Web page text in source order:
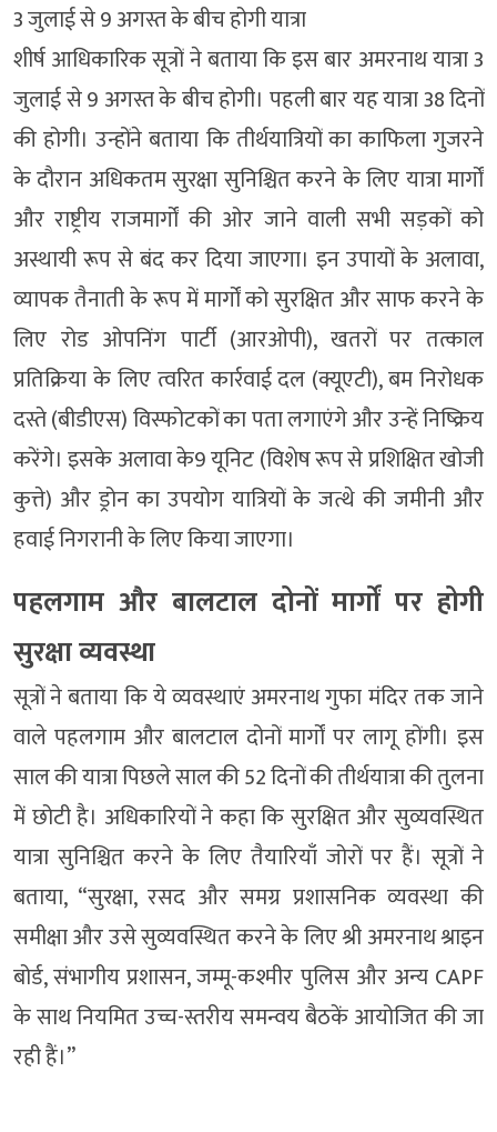
3 जुलाई से 9 अगस्त के बीच होगी यात्रा
शीर्ष आधिकारिक सूत्रों ने बताया कि इस बार अमरनाथ यात्रा 3
जुलाई से 9 अगस्त के बीच होगी। पहली बार यह यात्रा 38 दिनों
की होगी। उन्होंने बताया कि तीर्थयात्रियों का काफिला गुजरने
के दौरान अधिकतम सुरक्षा सुनिश्चित करने के लिए यात्रा मार्गों
और राष्ट्रीय राजमार्गों की ओर जाने वाली सभी सड़कों को
अस्थायी रूप से बंद कर दिया जाएगा। इन उपायों के अलावा,
व्यापक तैनाती के रूप में मार्गों को सुरक्षित और साफ करने के
लिए रोड ओपनिंग पार्टी (आरओपी), खतरों पर तत्काल
प्रतिक्रिया के लिए त्वरित कार्रवाई दल (क्यूएटी), बम निरोधक
दस्ते (बीडीएस) विस्फोटकों का पता लगाएंगे और उन्हें निष्क्रिय
करेंगे। इसके अलावा के9 यूनिट (विशेष रूप से प्रशिक्षित खोजी
कुत्ते) और ड्रोन का उपयोग यात्रियों के जत्थे की जमीनी और
हवाई निगरानी के लिए किया जाएगा।
पहलगाम और बालटाल दोनों मार्गों पर होगी
सुरक्षा व्यवस्था
सूत्रों ने बताया कि ये व्यवस्थाएं अमरनाथ गुफा मंदिर तक जाने
वाले पहलगाम और बालटाल दोनों मार्गों पर लागू होंगी। इस
साल की यात्रा पिछले साल की 52 दिनों की तीर्थयात्रा की तुलना
में छोटी है। अधिकारियों ने कहा कि सुरक्षित और सुव्यवस्थित
यात्रा सुनिश्चित करने के लिए तैयारियाँ जोरों पर हैं। सूत्रों ने
बताया, “सुरक्षा, रसद और समग्र प्रशासनिक व्यवस्था की
समीक्षा और उसे सुव्यवस्थित करने के लिए श्री अमरनाथ श्राइन
बोर्ड, संभागीय प्रशासन, जम्मू-कश्मीर पुलिस और अन्य CAPF
के साथ नियमित उच्च-स्तरीय समन्वय बैठकें आयोजित की जा
रही हैं।”